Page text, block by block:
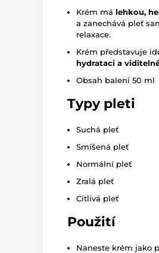
Krém má lehkou,
a zanechává pleť
relaxace.
Krém představuje
hydrataci a
Obsah balení 50 ml
Typy pleti
Suchá pleť
Smíšená pleť
Normální pleť
Zralá pleť
Citlivá pleť
Použití
Naneste krém jako